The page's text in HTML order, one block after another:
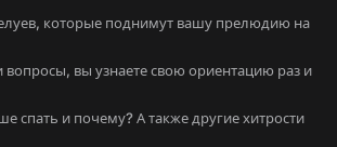
которые поднимут вашу прелюдию на
вопросы, вы узнаете свою ориентацию раз и
спать и почему? А также другие хитрости